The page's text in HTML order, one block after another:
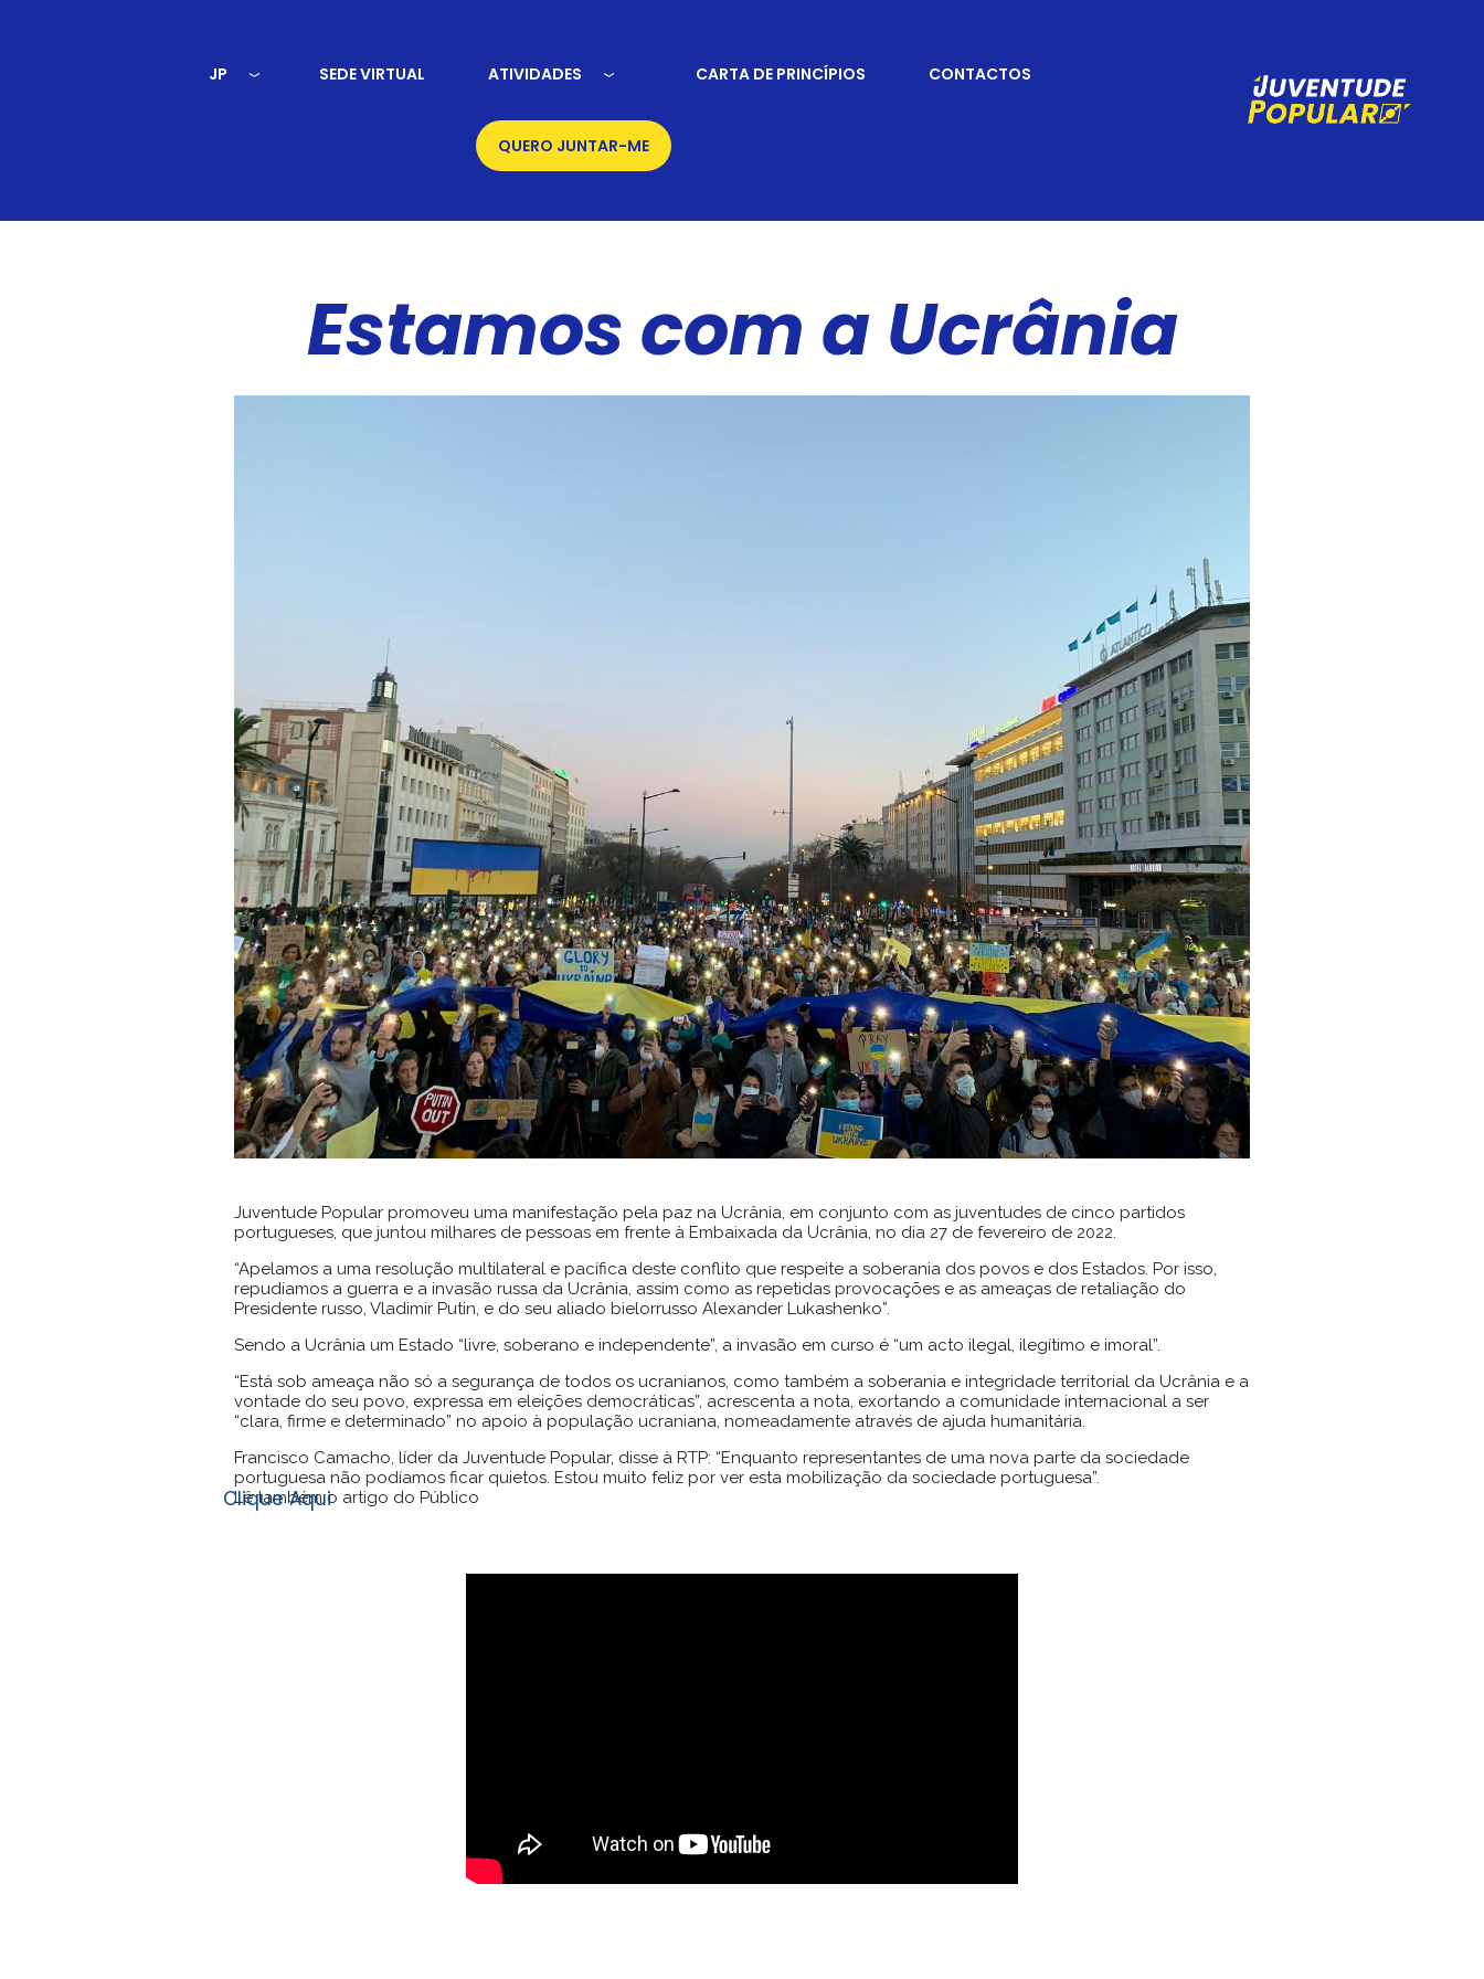
JP SEDE VIRTUAL ATIVIDADES CARTA DE PRINCÍPIOS CONTACTOS
QUERO JUNTAR-ME
Estamos com a Ucrânia
Juventude Popular promoveu uma manifestação pela paz na Ucrânia, em conjunto com as juventudes de cinco partidos
portugueses, que juntou milhares de pessoas em frente à Embaixada da Ucrânia, no dia 27 de fevereiro de 2022.
“Apelamos a uma resolução multilateral e pacífica deste conflito que respeite a soberania dos povos e dos Estados. Por isso,
repudiamos a guerra e a invasão russa da Ucrânia, assim como as repetidas provocações e as ameaças de retaliação do
Presidente russo, Vladimir Putin, e do seu aliado bielorrusso Alexander Lukashenko”.
Sendo a Ucrânia um Estado “livre, soberano e independente”, a invasão em curso é “um acto ilegal, ilegítimo e imoral”.
“Está sob ameaça não só a segurança de todos os ucranianos, como também a soberania e integridade territorial da Ucrânia e a
vontade do seu povo, expressa em eleições democráticas”, acrescenta a nota, exortando a comunidade internacional a ser
“clara, firme e determinado” no apoio à população ucraniana, nomeadamente através de ajuda humanitária.
Francisco Camacho, líder da Juventude Popular, disse à RTP: “Enquanto representantes de uma nova parte da sociedade
portuguesa não podíamos ficar quietos. Estou muito feliz por ver esta mobilização da sociedade portuguesa”.
Lê também o artigo do Público